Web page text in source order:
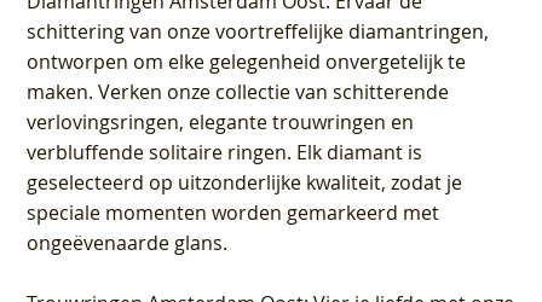
schittering van onze voortreffelijke diamantringen,
ontworpen om elke gelegenheid onvergetelijk te
maken. Verken onze collectie van schitterende
verlovingsringen, elegante trouwringen en
verbluffende solitaire ringen. Elk diamant is
geselecteerd op uitzonderlijke kwaliteit, zodat je
speciale momenten worden gemarkeerd met
ongeëvenaarde glans.